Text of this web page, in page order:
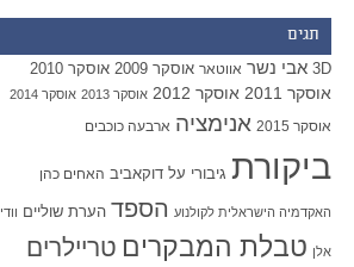
תגים
3D אבי נשר אווטאר אוסקר 2009 אוסקר 2010
אוסקר 2011 אוסקר 2012 אוסקר 2013 אוסקר 2014
אוסקר 2015 אנימציה ארבעה כוכבים
ביקורת גיבורי על דוקאביב האחים כהן
האקדמיה הישראלית לקולנוע הספד הערת שוליים וודי
אלן טבלת המבקרים טריילרים